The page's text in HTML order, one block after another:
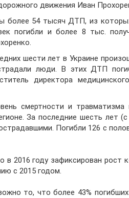
движения Иван
более 54 тысяч ДТП, из
погибли и более 8 тыс.
шести лет в Украине
люди. В этих ДТП
директора
смертности и
За последние шесть лет
Погибли 126 с
в 2016 году зафиксирован рост
с 2015 годом.
то, что более 43%